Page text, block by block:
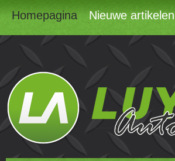
Homepagina Nieuwe artikelen